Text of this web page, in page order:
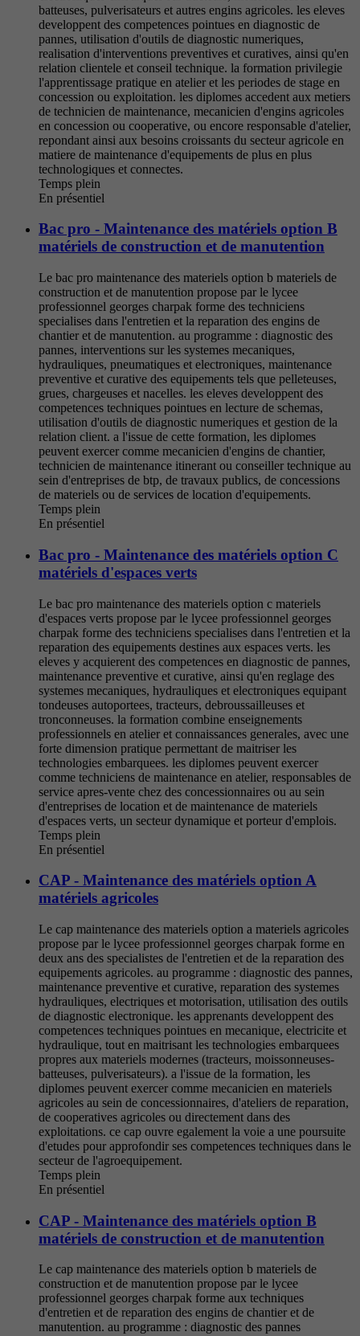
batteuses, pulverisateurs et autres engins agricoles. les eleves
developpent des competences pointues en diagnostic de
pannes, utilisation d'outils de diagnostic numeriques,
realisation d'interventions preventives et curatives, ainsi qu'en
relation clientele et conseil technique. la formation privilegie
l'apprentissage pratique en atelier et les periodes de stage en
concession ou exploitation. les diplomes accedent aux metiers
de technicien de maintenance, mecanicien d'engins agricoles
en concession ou cooperative, ou encore responsable d'atelier,
repondant ainsi aux besoins croissants du secteur agricole en
matiere de maintenance d'equipements de plus en plus
technologiques et connectes.
Temps plein
En présentiel
Bac pro - Maintenance des matériels option B
matériels de construction et de manutention
Le bac pro maintenance des materiels option b materiels de
construction et de manutention propose par le lycee
professionnel georges charpak forme des techniciens
specialises dans l'entretien et la reparation des engins de
chantier et de manutention. au programme : diagnostic des
pannes, interventions sur les systemes mecaniques,
hydrauliques, pneumatiques et electroniques, maintenance
preventive et curative des equipements tels que pelleteuses,
grues, chargeuses et nacelles. les eleves developpent des
competences techniques pointues en lecture de schemas,
utilisation d'outils de diagnostic numeriques et gestion de la
relation client. a l'issue de cette formation, les diplomes
peuvent exercer comme mecanicien d'engins de chantier,
technicien de maintenance itinerant ou conseiller technique au
sein d'entreprises de btp, de travaux publics, de concessions
de materiels ou de services de location d'equipements.
Temps plein
En présentiel
Bac pro - Maintenance des matériels option C
matériels d'espaces verts
Le bac pro maintenance des materiels option c materiels
d'espaces verts propose par le lycee professionnel georges
charpak forme des techniciens specialises dans l'entretien et la
reparation des equipements destines aux espaces verts. les
eleves y acquierent des competences en diagnostic de pannes,
maintenance preventive et curative, ainsi qu'en reglage des
systemes mecaniques, hydrauliques et electroniques equipant
tondeuses autoportees, tracteurs, debroussailleuses et
tronconneuses. la formation combine enseignements
professionnels en atelier et connaissances generales, avec une
forte dimension pratique permettant de maitriser les
technologies embarquees. les diplomes peuvent exercer
comme techniciens de maintenance en atelier, responsables de
service apres-vente chez des concessionnaires ou au sein
d'entreprises de location et de maintenance de materiels
d'espaces verts, un secteur dynamique et porteur d'emplois.
Temps plein
En présentiel
CAP - Maintenance des matériels option A
matériels agricoles
Le cap maintenance des materiels option a materiels agricoles
propose par le lycee professionnel georges charpak forme en
deux ans des specialistes de l'entretien et de la reparation des
equipements agricoles. au programme : diagnostic des pannes,
maintenance preventive et curative, reparation des systemes
hydrauliques, electriques et motorisation, utilisation des outils
de diagnostic electronique. les apprenants developpent des
competences techniques pointues en mecanique, electricite et
hydraulique, tout en maitrisant les technologies embarquees
propres aux materiels modernes (tracteurs, moissonneuses-
batteuses, pulverisateurs). a l'issue de la formation, les
diplomes peuvent exercer comme mecanicien en materiels
agricoles au sein de concessionnaires, d'ateliers de reparation,
de cooperatives agricoles ou directement dans des
exploitations. ce cap ouvre egalement la voie a une poursuite
d'etudes pour approfondir ses competences techniques dans le
secteur de l'agroequipement.
Temps plein
En présentiel
CAP - Maintenance des matériels option B
matériels de construction et de manutention
Le cap maintenance des materiels option b materiels de
construction et de manutention propose par le lycee
professionnel georges charpak forme aux techniques
d'entretien et de reparation des engins de chantier et de
manutention. au programme : diagnostic des pannes